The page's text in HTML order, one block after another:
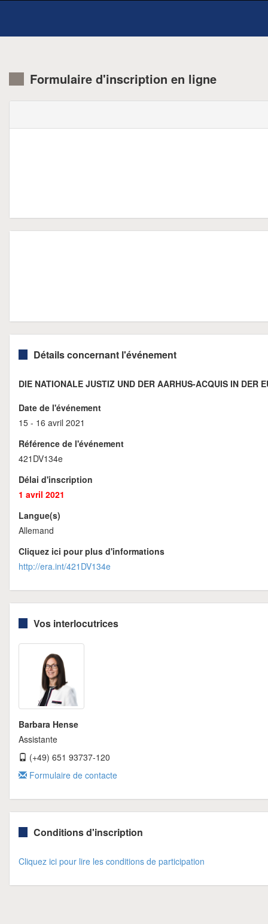
Formulaire d'inscription en ligne
Détails concernant l'événement
DIE NATIONALE JUSTIZ UND DER AARHUS-ACQUIS IN DER
Date de l'événement
15 - 16 avril 2021
Référence de l'événement
421DV134e
Délai d'inscription
1 avril 2021
Langue(s)
Allemand
Cliquez ici pour plus d'informations
http://era.int/421DV134e
Vos interlocutrices
Barbara Hense
Assistante
(+49) 651 93737-120
Formulaire de contacte
Conditions d'inscription
Cliquez ici pour lire les conditions de participation